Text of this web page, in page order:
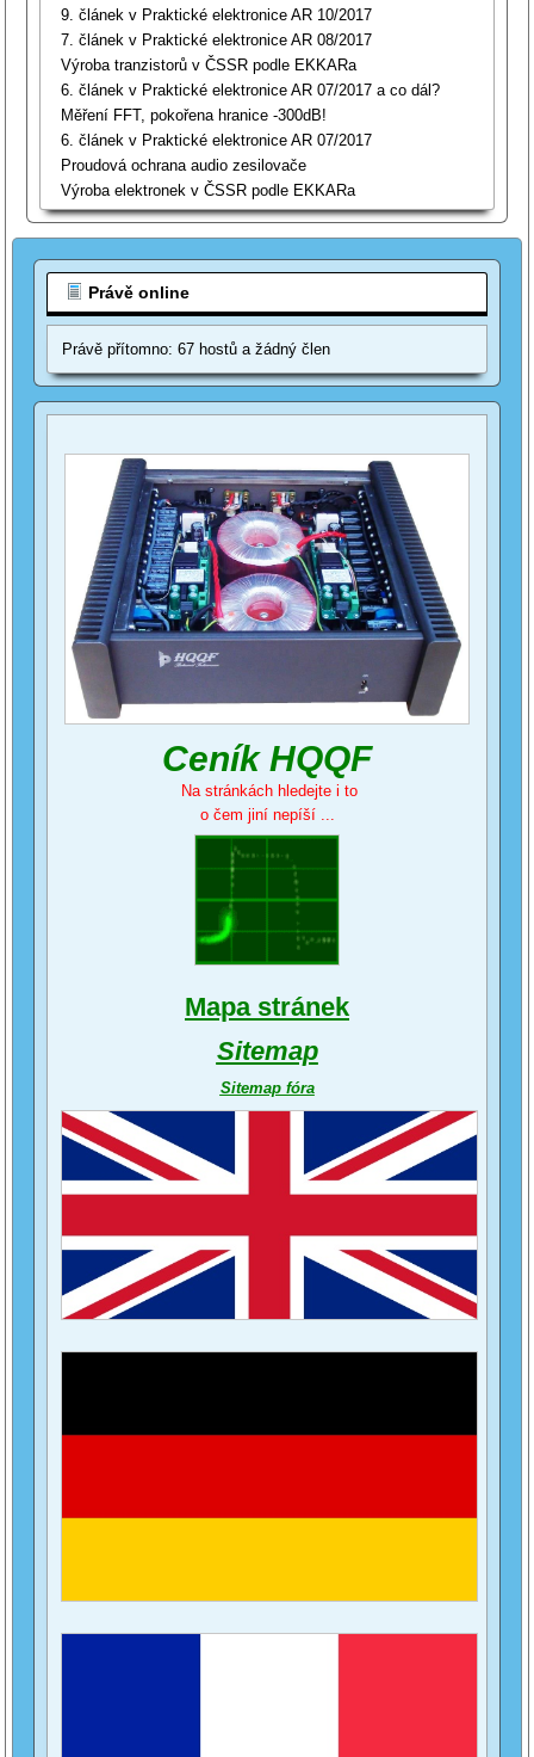
9. článek v Praktické elektronice AR 10/2017
7. článek v Praktické elektronice AR 08/2017
Výroba tranzistorů v ČSSR podle EKKARa
6. článek v Praktické elektronice AR 07/2017 a co dál?
Měření FFT, pokořena hranice -300dB!
6. článek v Praktické elektronice AR 07/2017
Proudová ochrana audio zesilovače
Výroba elektronek v ČSSR podle EKKARa
Právě online
Právě přítomno: 67 hostů a žádný člen
Ceník HQQF
Na stránkách hledejte i to
o čem jiní nepíší ...
Mapa stránek
Sitemap
Sitemap fóra